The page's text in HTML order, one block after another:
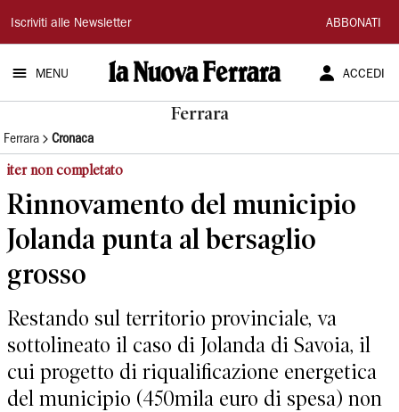
La
Nuova
Ferrara
Iscriviti alle Newsletter ABBONATI
MENU ACCEDI
Ferrara
Ferrara Cronaca
iter non completato
Rinnovamento del municipio
Jolanda punta al bersaglio
grosso
Restando sul territorio provinciale, va
sottolineato il caso di Jolanda di Savoia, il
cui progetto di riqualificazione energetica
del municipio (450mila euro di spesa) non